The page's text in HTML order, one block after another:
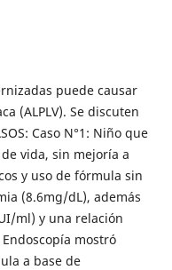
puede causar
(ALPLV). Se discuten
Caso N°1: Niño que
vida, sin mejoría a
y uso de fórmula sin
(8.6mg/dL), además
ml) y una relación
mostró
a base de